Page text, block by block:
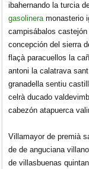
ibahernando la turcia
gasolineramonasterio
campisábalos
concepción del sierra
flaçà paracuellos la
antoni la calatrava
granadella sentiu
celrà ducado
cabezón atapuerca
Villamayor de premià
de de anguciana
de villasbuenas